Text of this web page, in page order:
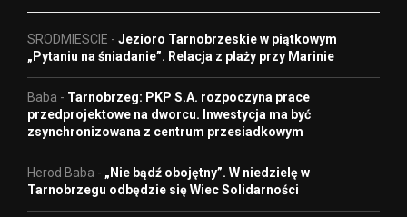
SRODMIESCIE - Jezioro Tarnobrzeskie w piątkowym
„Pytaniu na śniadanie”. Relacja z plaży przy Marinie
Baba - Tarnobrzeg: PKP S.A. rozpoczyna prace
przedprojektowe na dworcu. Inwestycja ma być
zsynchronizowana z centrum przesiadkowym
Herod Baba - „Nie bądź obojętny”. W niedzielę w
Tarnobrzegu odbędzie się Wiec Solidarności